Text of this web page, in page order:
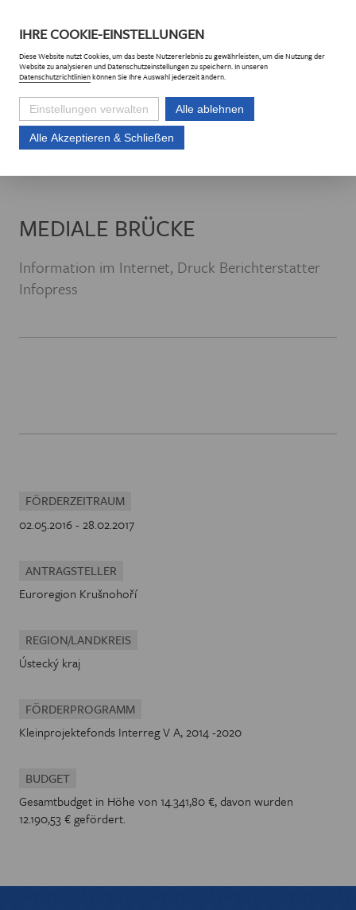
Euroregion Erzgebirge e.V. Projekte
MEDIALE BRÜCKE
Information im Internet, Druck Berichterstatter
Infopress
FÖRDERZEITRAUM
02.05.2016 - 28.02.2017
ANTRAGSTELLER
Euroregion Krušnohoří
REGION/LANDKREIS
Ústecký kraj
FÖRDERPROGRAMM
Kleinprojektefonds Interreg V A, 2014 -2020
BUDGET
Gesamtbudget in Höhe von 14.341,80 €, davon wurden
12.190,53 € gefördert.
IHRECOOKIE-EINSTELLUNGEN
DieseWebsitenutzt Cookies, um das beste Nutzererlebnis zu gewährleisten, um die Nutzung der
Websitezu analysieren und Datenschutzeinstellungen zu speichern. In unseren
Datenschutzrichtlinienkönnen Sie Ihre Auswahl jederzeit ändern.
Einstellungen verwalten Alle ablehnen
Alle Akzeptieren & Schließen